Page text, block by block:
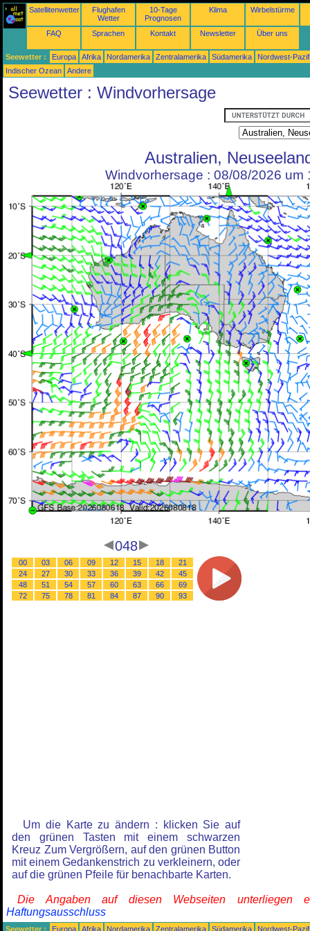
Satellitenwetter
Flughafen
Wetter
10-Tage
Prognosen
Klima Wirbelstürme
FAQ Sprachen Kontakt Newsletter Über uns
Seewetter : Europa Afrika Nordamerika Zentralamerika Südamerika
Nordwest-
Indischer Ozean
Andere
Seewetter : Windvorhersage
Australien,
Windvorhersage : 08/08/2026 um
048
00 03 06 09 12 15 18
21
24
27 30 33 36 39 42
45
48
51 54 57 60 63 66
69
72
75 78 81 84 87 90 93
Um die Karte zu ändern : klicken Sie auf
den grünen Tasten mit einem schwarzen
Kreuz Zum Vergrößern, auf den grünen Button
mit einem Gedankenstrich zu verkleinern, oder
auf die grünen Pfeile für benachbarte Karten.
Die Angaben auf diesen Webseiten unterliegen
Haftungsausschluss
Seewetter : Europa Afrika Nordamerika Zentralamerika Südamerika
Nordwest-